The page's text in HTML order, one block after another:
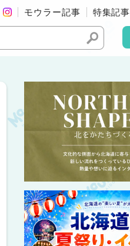
モウラー記事 特集記事